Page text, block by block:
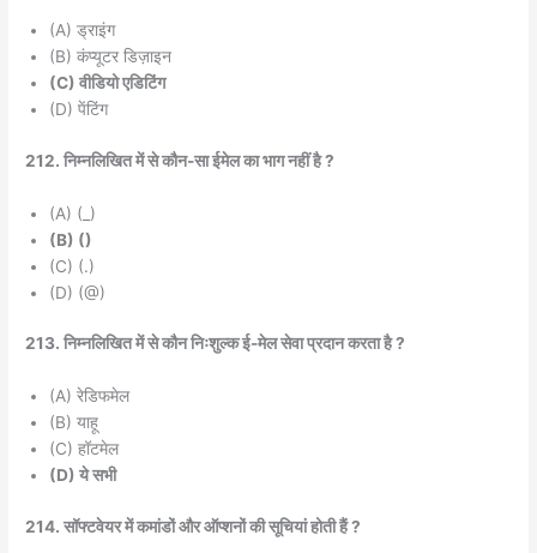
(A) ड्राइंग
(B) कंप्यूटर डिज़ाइन
(C) वीडियो एडिटिंग
(D) पेंटिंग
212. निम्नलिखित में से कौन-सा ईमेल का भाग नहीं है ?
(A) (_)
(B) ()
(C) (.)
(D) (@)
213. निम्नलिखित में से कौन निःशुल्क ई-मेल सेवा प्रदान करता है ?
(A) रेडिफमेल
(B) याहू
(C) हॉटमेल
(D) ये सभी
214. सॉफ्टवेयर में कमांडों और ऑप्शनों की सूचियां होती हैं ?